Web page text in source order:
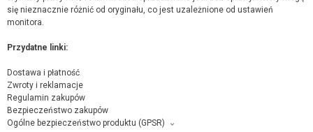
się nieznacznie różnić od oryginału, co jest uzależnione od ustawień
monitora.
Przydatne linki:
Dostawa i płatność
Zwroty i reklamacje
Regulamin zakupów
Bezpieczeństwo zakupów
Ogólne bezpieczeństwo produktu (GPSR)